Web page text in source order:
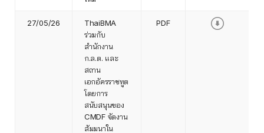
27/05/26
ThaiBMA
ร่วมกับ
สำนักงาน
ก.ล.ต. และ
สถาน
เอกอัครราชทูต
โดยการ
สนับสนุนของ
CMDF จัดงาน
สัมมนาใน
PDF